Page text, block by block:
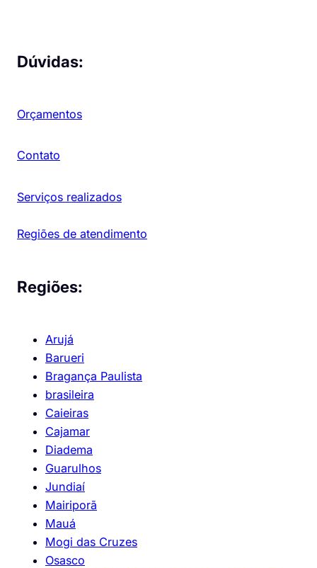
Dúvidas:
Orçamentos
Contato
Serviços realizados
Regiões de atendimento
Regiões:
Arujá
Barueri
Bragança Paulista
brasileira
Caieiras
Cajamar
Diadema
Guarulhos
Jundiaí
Mairiporã
Mauá
Mogi das Cruzes
Osasco